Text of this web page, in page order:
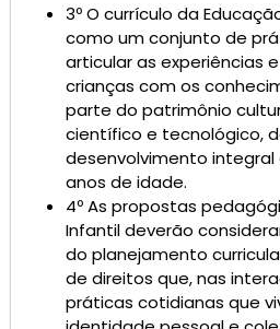
3º O currículo da
como um conjunto de
articular as experiências
crianças com os
parte do patrimônio
científico e tecnológico,
desenvolvimento integral
anos de idade.
4º As propostas
Infantil deverão
do planejamento
de direitos que, nas
práticas cotidianas que